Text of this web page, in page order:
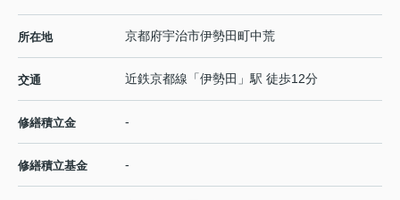
所在地 京都府宇治市伊勢田町中荒
交通 近鉄京都線 「伊勢田 」駅 徒歩12分
修繕積立金 -
修繕積立基金 -